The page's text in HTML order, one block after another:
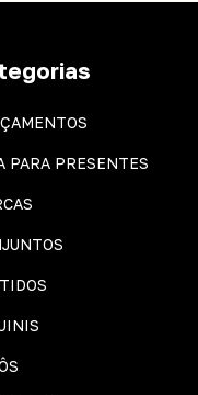
PARA PRESENTES